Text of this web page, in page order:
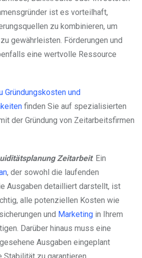
ist es vorteilhaft,
zu kombinieren, um
gewährleisten. Förderungen und
eine wertvolle Ressource
Gründungskosten und
finden Sie auf spezialisierten
der Gründung von Zeitarbeitsfirmen
Zeitarbeit: Ein
, der sowohl die laufenden
Ausgaben detailliert darstellt, ist
alle potenziellen Kosten wie
und Marketing in Ihrem
Darüber hinaus muss eine
Ausgaben eingeplant
zu garantieren.